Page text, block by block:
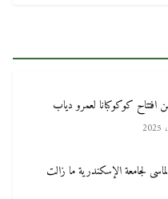
افتتاح كوكوكبانا لعمرو دياب
لجامعة الإسكندرية ما زالت